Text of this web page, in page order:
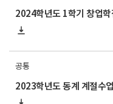
2024학년도 1학기 창업
공통